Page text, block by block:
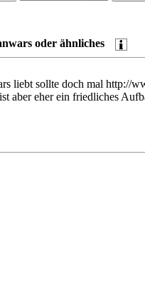
oder ähnliches
liebt sollte doch mal http://
aber eher ein friedliches